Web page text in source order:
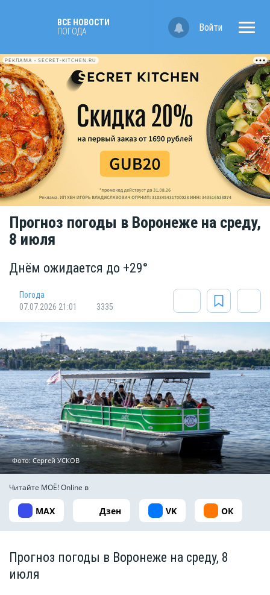
ВСЕ НОВОСТИ
ПОГОДА
Войти
РЕКЛАМА • SECRET-KITCHEN.RU
Прогноз погоды в Воронеже на среду,
8 июля
Днём ожидается до +29°
Погода
07.07.2026 21:01
3335
Фото: Сергей УСКОВ
Читайте МОЁ! Online в
MAX Дзен VK ОК
Прогноз погоды в Воронеже на среду, 8
июля